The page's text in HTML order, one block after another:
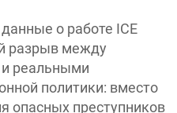
о работе ICE
разрыв между
реальными
политики: вместо
опасных преступников